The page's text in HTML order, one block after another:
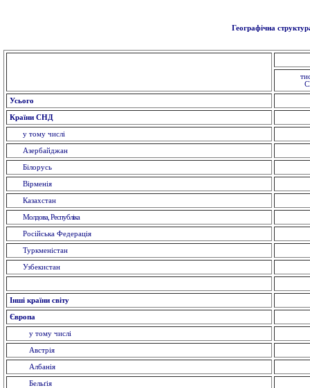
Географічна
Усього
Країни СНД
у тому числі
Азербайджан
Білорусь
Вірменія
Казахстан
Молдова, Республіка
Російська Федерація
Туркменістан
Узбекистан
Інші країни світу
Європа
у тому числі
Австрія
Албанія
Бельґія